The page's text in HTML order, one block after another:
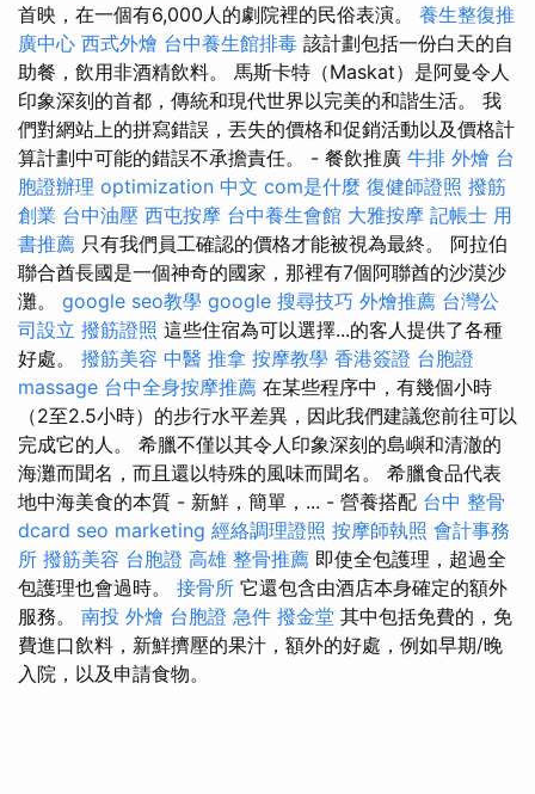
首映，在一個有6,000人的劇院裡的民俗表演。 養生整復推
廣中心 西式外燴 台中養生館排毒 該計劃包括一份白天的自
助餐，飲用非酒精飲料。 馬斯卡特（Maskat）是阿曼令人
印象深刻的首都，傳統和現代世界以完美的和諧生活。 我
們對網站上的拼寫錯誤，丟失的價格和促銷活動以及價格計
算計劃中可能的錯誤不承擔責任。 - 餐飲推廣 牛排 外燴 台
胞證辦理 optimization 中文 com是什麼 復健師證照 撥筋
創業 台中油壓 西屯按摩 台中養生會館 大雅按摩 記帳士 用
書推薦 只有我們員工確認的價格才能被視為最終。 阿拉伯
聯合酋長國是一個神奇的國家，那裡有7個阿聯酋的沙漠沙
灘。 google seo教學 google 搜尋技巧 外燴推薦 台灣公
司設立 撥筋證照 這些住宿為可以選擇...的客人提供了各種
好處。 撥筋美容 中醫 推拿 按摩教學 香港簽證 台胞證
massage 台中全身按摩推薦 在某些程序中，有幾個小時
（2至2.5小時）的步行水平差異，因此我們建議您前往可以
完成它的人。 希臘不僅以其令人印象深刻的島嶼和清澈的
海灘而聞名，而且還以特殊的風味而聞名。 希臘食品代表
地中海美食的本質 - 新鮮，簡單，... - 營養搭配 台中 整骨
dcard seo marketing 經絡調理證照 按摩師執照 會計事務
所 撥筋美容 台胞證 高雄 整骨推薦 即使全包護理，超過全
包護理也會過時。 接骨所 它還包含由酒店本身確定的額外
服務。 南投 外燴 台胞證 急件 撥金堂 其中包括免費的，免
費進口飲料，新鮮擠壓的果汁，額外的好處，例如早期/晚
入院，以及申請食物。